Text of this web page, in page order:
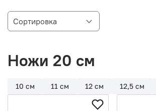
Ножи 20 см
10 см 11 см 12 см 12,5 см